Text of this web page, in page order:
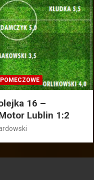
16 –
Lublin 1:2